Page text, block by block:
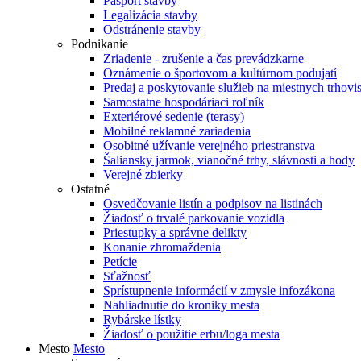
Legalizácia stavby
Odstránenie stavby
Podnikanie
Zriadenie - zrušenie a čas prevádzkarne
Oznámenie o športovom a kultúrnom podujatí
Predaj a poskytovanie služieb na miestnych
Samostatne hospodáriaci roľník
Exteriérové sedenie (terasy)
Mobilné reklamné zariadenia
Osobitné užívanie verejného priestranstva
Šaliansky jarmok, vianočné trhy, slávnosti a hody
Verejné zbierky
Ostatné
Osvedčovanie listín a podpisov na listinách
Žiadosť o trvalé parkovanie vozidla
Priestupky a správne delikty
Konanie zhromaždenia
Petície
Sťažnosť
Sprístupnenie informácií v zmysle infozákona
Nahliadnutie do kroniky mesta
Rybárske lístky
Žiadosť o použitie erbu/loga mesta
Mesto Mesto